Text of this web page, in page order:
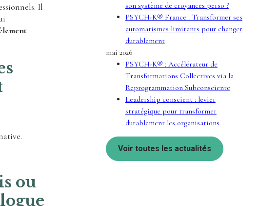
Il
ou
son système de croyances perso ?
PSYCH-K® France : Transformer ses
automatismes limitants pour changer
durablement
mai 2026
PSYCH-K® : Accélérateur de
Transformations Collectives via la
Reprogrammation Subconsciente
Leadership conscient : levier
stratégique pour transformer
durablement les organisations
Voir toutes les actualités